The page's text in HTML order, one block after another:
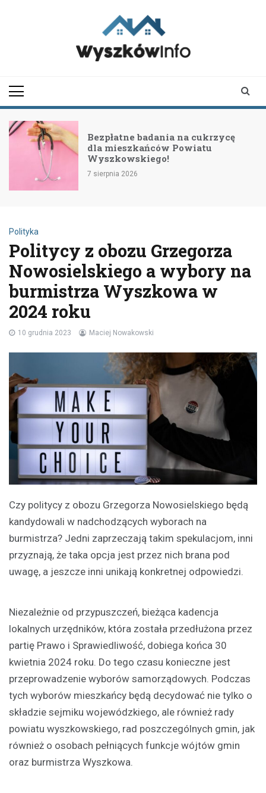
Bezpłatne badania na cukrzycę
dla mieszkańców Powiatu
Wyszkowskiego!
7 sierpnia 2026
Polityka
Politycy z obozu Grzegorza
Nowosielskiego a wybory na
burmistrza Wyszkowa w
2024 roku
10 grudnia 2023 Maciej Nowakowski
Czy politycy z obozu Grzegorza Nowosielskiego będą
kandydowali w nadchodzących wyborach na
burmistrza? Jedni zaprzeczają takim spekulacjom, inni
przyznają, że taka opcja jest przez nich brana pod
uwagę, a jeszcze inni unikają konkretnej odpowiedzi.
Niezależnie od przypuszczeń, bieżąca kadencja
lokalnych urzędników, która została przedłużona przez
partię Prawo i Sprawiedliwość, dobiega końca 30
kwietnia 2024 roku. Do tego czasu konieczne jest
przeprowadzenie wyborów samorządowych. Podczas
tych wyborów mieszkańcy będą decydować nie tylko o
składzie sejmiku wojewódzkiego, ale również rady
powiatu wyszkowskiego, rad poszczególnych gmin, jak
również o osobach pełniących funkcje wójtów gmin
oraz burmistrza Wyszkowa.